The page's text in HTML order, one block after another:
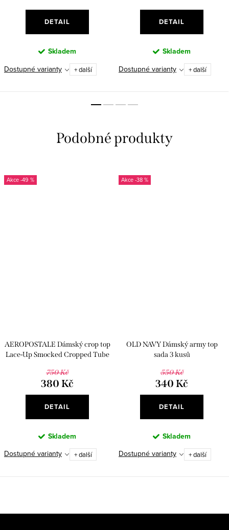
DETAIL
Skladem
Dostupné varianty + další
DETAIL
Skladem
Dostupné varianty + další
-49 %
AEROPOSTALE Dámský crop top
Lace-Up Smocked Cropped Tube
750 Kč
380 Kč
DETAIL
Skladem
Dostupné varianty + další
-38 %
OLD NAVY Dámský army top
sada 3 kusů
550 Kč
340 Kč
DETAIL
Skladem
Dostupné varianty + další